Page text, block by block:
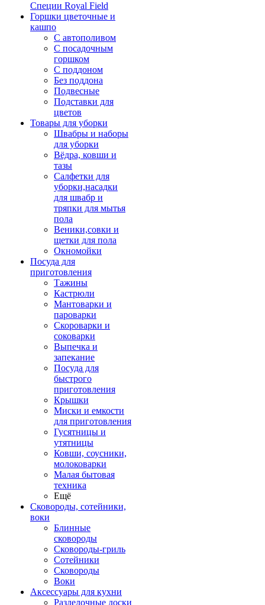
Специи Royal Field
Горшки цветочные и
кашпо
С автополивом
С посадочным
горшком
С поддоном
Без поддона
Подвесные
Подставки для
цветов
Товары для уборки
Швабры и наборы
для уборки
Вёдра, ковши и
тазы
Салфетки для
уборки,насадки
для швабр и
тряпки для мытья
пола
Веники,совки и
щетки для пола
Окномойки
Посуда для
приготовления
Тажины
Кастрюли
Мантоварки и
пароварки
Скороварки и
соковарки
Выпечка и
запекание
Посуда для
быстрого
приготовления
Крышки
Миски и емкости
для приготовления
Гусятницы и
утятницы
Ковши, соусники,
молоковарки
Малая бытовая
техника
Ещё
Сковороды, сотейники,
воки
Блинные
сковороды
Сковороды-гриль
Сотейники
Сковороды
Воки
Аксессуары для кухни
Разделочные доски